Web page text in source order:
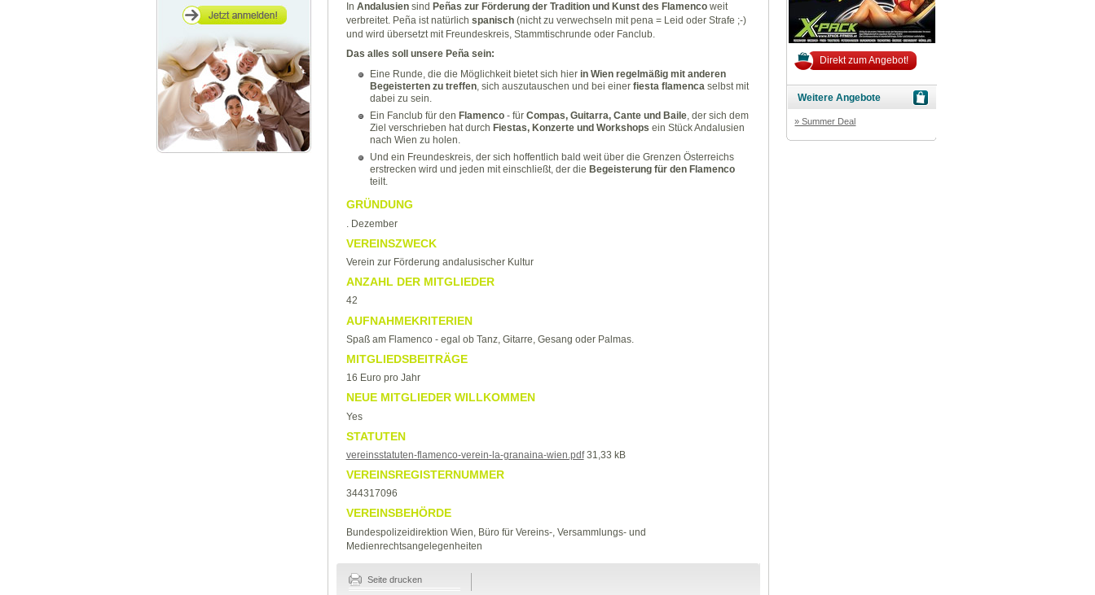
In Andalusien sind Peñas zur Förderung der Tradition und Kunst des Flamencoweit
verbreitet. Peña ist natürlich spanisch (nicht zu verwechseln mit pena = Leid oder Strafe ;-)
und wird übersetzt mit Freundeskreis, Stammtischrunde oder Fanclub.
Das alles soll unsere Peña sein:
Eine Runde, die die Möglichkeit bietet sich hier in Wien regelmäßig mit anderen
Begeisterten zu treffen, sich auszutauschen und bei einer fiesta flamencaselbst mit
dabei zu sein.
Ein Fanclub für den Flamenco - für Compas, Guitarra, Cante und Baile, der sich dem
Ziel verschrieben hat durch Fiestas, Konzerte und Workshops ein Stück Andalusien
nach Wien zu holen.
Und ein Freundeskreis, der sich hoffentlich bald weit über die Grenzen Österreichs
erstrecken wird und jeden mit einschließt, der die Begeisterung für den Flamenco
teilt.
GRÜNDUNG
. Dezember
VEREINSZWECK
Verein zur Förderung andalusischer Kultur
ANZAHL DER MITGLIEDER
42
AUFNAHMEKRITERIEN
Spaß am Flamenco - egal ob Tanz, Gitarre, Gesang oder Palmas.
MITGLIEDSBEITRÄGE
16 Euro pro Jahr
NEUE MITGLIEDER WILLKOMMEN
Yes
STATUTEN
vereinsstatuten-flamenco-verein-la-granaina-wien.pdf31,33 kB
VEREINSREGISTERNUMMER
344317096
VEREINSBEHÖRDE
Bundespolizeidirektion Wien, Büro für Vereins-, Versammlungs- und
Medienrechtsangelegenheiten
Seite drucken
Direkt zum Angebot!
Weitere Angebote
» Summer Deal